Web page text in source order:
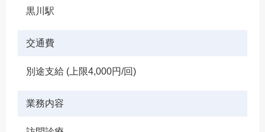
黒川駅
交通費
別途支給 (上限4,000円/回)
業務内容